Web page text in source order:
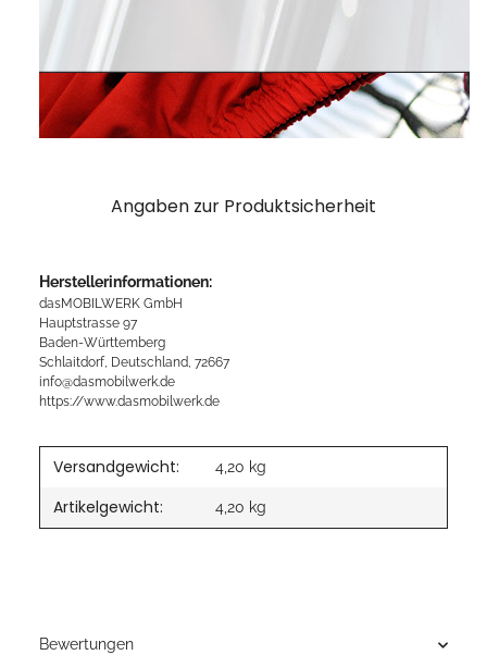
Angaben zur Produktsicherheit
Herstellerinformationen:
dasMOBILWERK GmbH
Hauptstrasse 97
Baden-Württemberg
Schlaitdorf, Deutschland, 72667
info@dasmobilwerk.de
https://www.dasmobilwerk.de
Versandgewicht: 4,20 kg
Artikelgewicht: 4,20 kg
Bewertungen